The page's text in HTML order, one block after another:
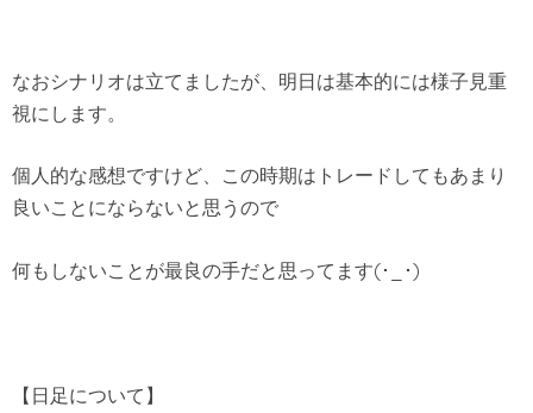
なおシナリオは立てましたが、明日は基本的には様子見重
視にします。
個人的な感想ですけど、この時期はトレードしてもあまり
良いことにならないと思うので
何もしないことが最良の手だと思ってます(･_･)
【日足について】